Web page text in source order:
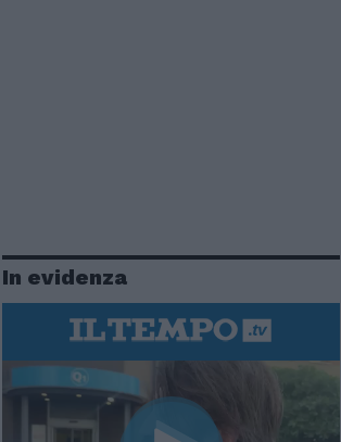
In evidenza